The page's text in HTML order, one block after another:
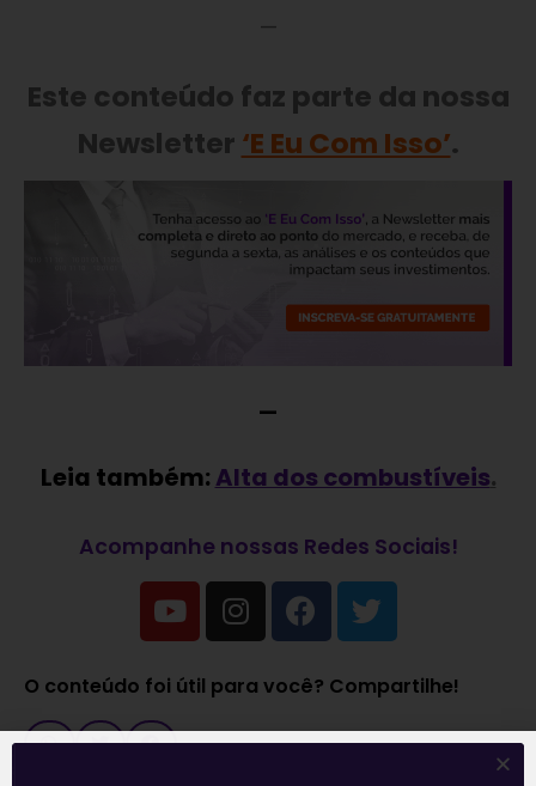
—
Este conteúdo faz parte da nossa
Newsletter ‘E Eu Com Isso’.
—
Leia também:Alta dos combustíveis.
Acompanhe nossas Redes Sociais!
O conteúdo foi útil para você? Compartilhe!